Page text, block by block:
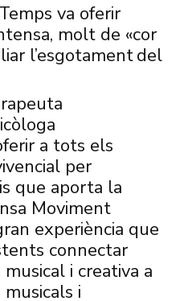
va oferir
molt de «cor
l’esgotamentdel
a tots els
per
que aporta la
Moviment
experiència que
connectar
i creativa a
musicals i